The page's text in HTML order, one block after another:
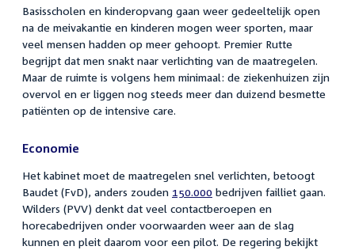
Basisscholen en kinderopvang gaan weer gedeeltelijk open
na de meivakantie en kinderen mogen weer sporten, maar
veel mensen hadden op meer gehoopt. Premier Rutte
begrijpt dat men snakt naar verlichting van de maatregelen.
Maar de ruimte is volgens hem minimaal: de ziekenhuizen zijn
overvol en er liggen nog steeds meer dan duizend besmette
patiënten op de intensive care.
Economie
Het kabinet moet de maatregelen snel verlichten, betoogt
Baudet (FvD), anders zouden 150.000 bedrijven failliet gaan.
Wilders (PVV) denkt dat veel contactberoepen en
horecabedrijven onder voorwaarden weer aan de slag
kunnen en pleit daarom voor een pilot. De regering bekijkt